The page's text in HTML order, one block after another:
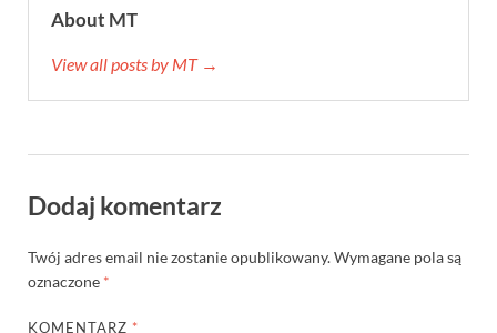
About MT
View all posts by MT →
Dodaj komentarz
Twój adres email nie zostanie opublikowany.Wymagane pola są
oznaczone *
KOMENTARZ *